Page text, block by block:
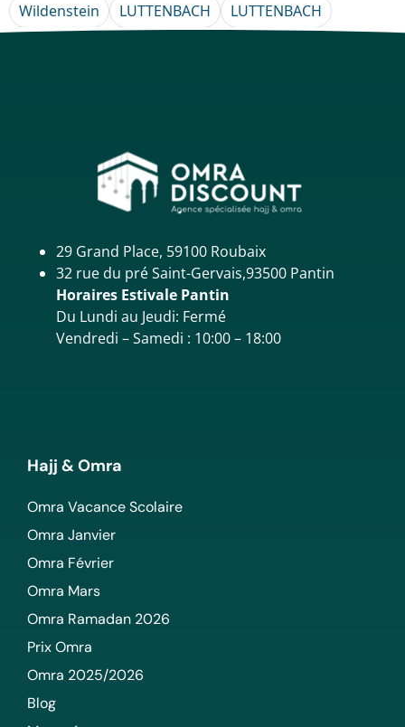
Wildenstein
LUTTENBACH LUTTENBACH
29 Grand Place, 59100 Roubaix
32 rue du pré Saint-Gervais,93500 Pantin
Horaires Estivale Pantin
Du Lundi au Jeudi: Fermé
Vendredi – Samedi : 10:00 – 18:00
Hajj & Omra
Omra Vacance Scolaire
Omra Janvier
Omra Février
Omra Mars
Omra Ramadan 2026
Prix Omra
Omra 2025/2026
Blog